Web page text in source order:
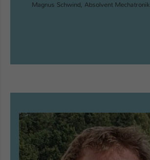
Magnus Schwind, Absolvent Mechatronik